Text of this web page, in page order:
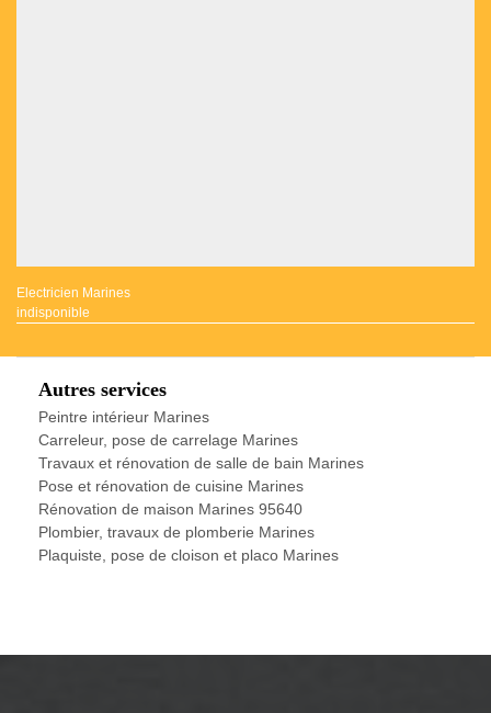
Electricien Marines
indisponible
Autres services
Peintre intérieur Marines
Carreleur, pose de carrelage Marines
Travaux et rénovation de salle de bain Marines
Pose et rénovation de cuisine Marines
Rénovation de maison Marines 95640
Plombier, travaux de plomberie Marines
Plaquiste, pose de cloison et placo Marines